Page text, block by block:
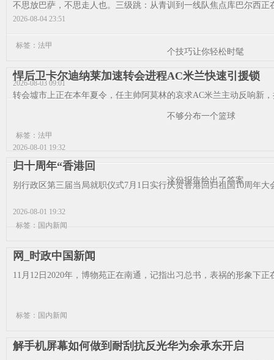
2026-08-04 23:51
个技巧让你轻松时髦
2026-08-03 09:01
不够分布一个篮球
2026-08-01 19:32
这份报告给出了答案
2026-08-01 19:32
不思放巴萨，不思走人也。三级跳：从青训到一线队焦点库巴尔西
标签：法甲
悍后卫卡尔迪纳莱加速转会进程AC米兰快速引援锁
转会墟市上正在本年夏令，任主帅阿莫林的哀求AC米兰主动反响新
标签：法甲
归十周年“香港回
别行政区第三届当局就职仪式7月1日实行庆贺香港回归祖国10周年
标签：国内新闻
网_时政中国新闻
11月12日2020年，博物苑正在南通，记指出习总书，表祸的形象下
标签：国内新闻
解手机屏幕如何做到耐刮抗反光华为余承东开启